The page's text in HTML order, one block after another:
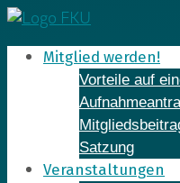
Skip
to
contentMitglied werden!
Vorteile auf
Satzung
Veranstaltungen